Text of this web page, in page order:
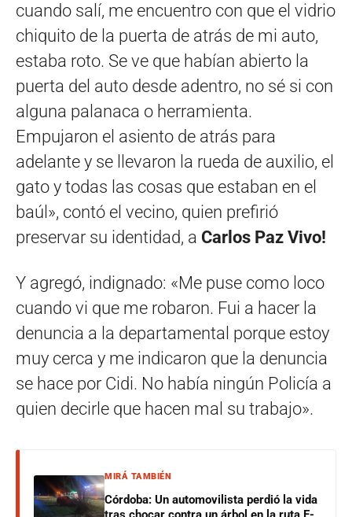
cuando salí, me encuentro con que el vidrio
chiquito de la puerta de atrás de mi auto,
estaba roto. Se ve que habían abierto la
puerta del auto desde adentro, no sé si con
alguna palanaca o herramienta.
Empujaron el asiento de atrás para
adelante y se llevaron la rueda de auxilio, el
gato y todas las cosas que estaban en el
baúl», contó el vecino, quien prefirió
preservar su identidad, a Carlos Paz Vivo!
Y agregó, indignado: «Me puse como loco
cuando vi que me robaron. Fui a hacer la
denuncia a la departamental porque estoy
muy cerca y me indicaron que la denuncia
se hace por Cidi. No había ningún Policía a
quien decirle que hacen mal su trabajo».
MIRÁ TAMBIÉN
Córdoba: Un automovilista perdió la vida